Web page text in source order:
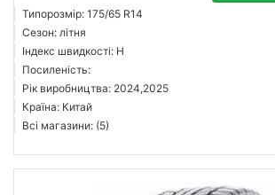
Типорозмір: 175/65 R14
Сезон: літня
Індекс швидкості: H
Посиленість:
Рік виробництва: 2024,2025
Країна: Китай
Всі магазини: (5)